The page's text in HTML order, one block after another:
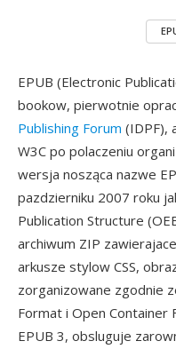
EPUB (Electronic
bookow, pierwotnie
Publishing Forum (IDPF),
W3C po polaczeniu
wersja nosząca nazwe
pazdzierniku 2007 roku
Publication Structure
archiwum ZIP
arkusze stylow CSS,
zorganizowane zgodnie
Format i Open Container
EPUB 3, obsluguje